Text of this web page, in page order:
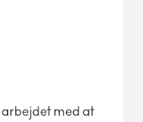
arbejdet med at